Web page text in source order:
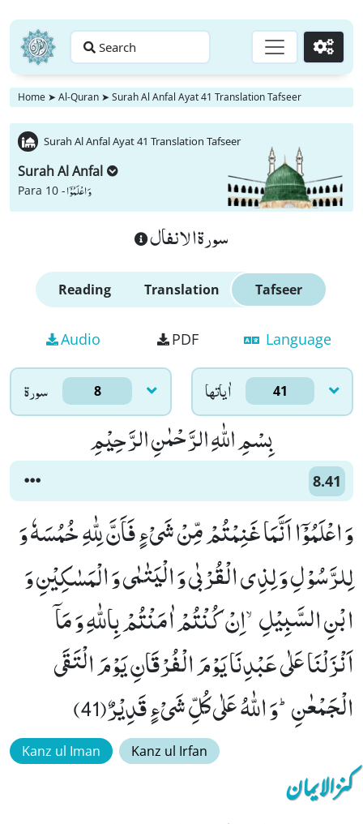
Search Go
Home ➤ Al-Quran ➤ Surah Al Anfal Ayat 41 Translation Tafseer
Surah Al Anfal Ayat 41 Translation Tafseer
Surah Al Anfal
Para 10 -وَ اعْلَمُوْۤا
سورة الانفال
Reading Translation Tafseer
Audio PDF Language
سورۃ 8 اٰياتها 41
بِسْمِ اللّٰهِ الرَّحْمٰنِ الرَّحِیْمِ
8.41
وَ اعْلَمُوْۤا اَنَّمَا غَنِمْتُمْ مِّنْ شَیْءٍ فَاَنَّ لِلّٰهِ خُمُسَهٗ وَ
لِلرَّسُوْلِ وَ لِذِی الْقُرْبٰى وَ الْیَتٰمٰى وَ الْمَسٰكِیْنِ وَ
ابْنِ السَّبِیْلِۙ-اِنْ كُنْتُمْ اٰمَنْتُمْ بِاللّٰهِ وَ مَاۤ
اَنْزَلْنَا عَلٰى عَبْدِنَا یَوْمَ الْفُرْقَانِ یَوْمَ الْتَقَى
الْجَمْعٰنِؕ-وَ اللّٰهُ عَلٰى كُلِّ شَیْءٍ قَدِیْرٌ(41)
Kanz ul Iman Kanz ul Irfan
کنزالایمان